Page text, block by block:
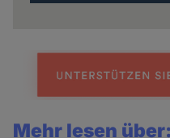
Mehr lesen über: